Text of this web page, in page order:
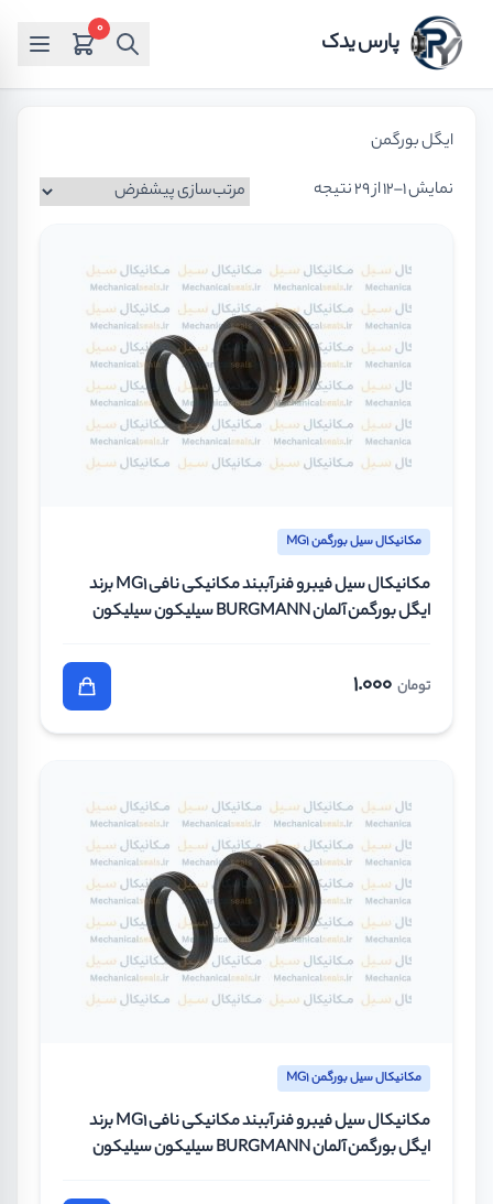
پارس یدک 0
ایگل بورگمن
نمایش 1–12 از 29 نتیجه
مکانیکال سیل بورگمن MG1
مکانیکال سیل فیبر و فنر آببند مکانیکی نافی MG1 برند
ایگل بورگمن آلمان BURGMANN سیلیکون سیلیکون
تومان 1.000
مکانیکال سیل بورگمن MG1
مکانیکال سیل فیبر و فنر آببند مکانیکی نافی MG1 برند
ایگل بورگمن آلمان BURGMANN سیلیکون سیلیکون